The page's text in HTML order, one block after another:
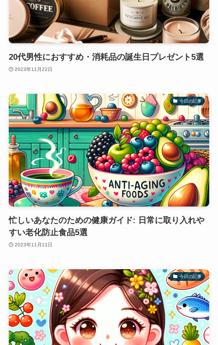
20代男性におすすめ・消耗品の誕生日プレゼント5選
2023年11月22日
今日の記事
忙しいあなたのための健康ガイド: 日常に取り入れや
すい老化防止食品5選
2023年11月21日
今日の記事